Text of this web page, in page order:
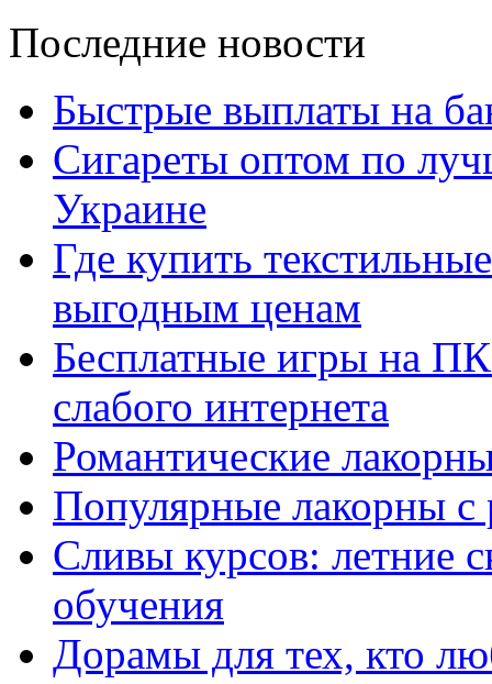
Последние новости
Быстрые выплаты на
Сигареты оптом по
Украине
Где купить
выгодным ценам
Бесплатные игры на
слабого интернета
Романтические
Популярные лакорны с
Сливы курсов: летние
обучения
Дорамы для тех, кто